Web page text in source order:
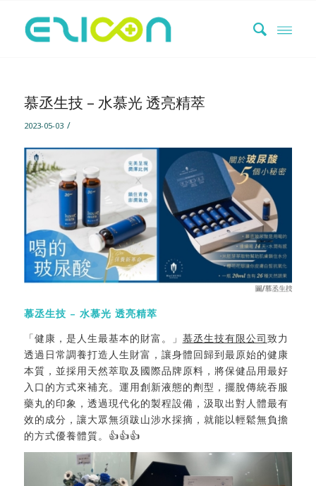
慕丞生技 – 水慕光 透亮精萃
2023-05-03 /
慕丞生技 – 水慕光 透亮精萃
「健康，是人生最基本的財富。」 慕丞生技有限公司致力
透過日常調養打造人生財富，讓身體回歸到最原始的健康
本質，並採用天然萃取及國際品牌原料，將保健品用最好
入口的方式來補充。運用創新液態的劑型，擺脫傳統吞服
藥丸的印象，透過現代化的製程設備，汲取出對人體最有
效的成分，讓大眾無須跋山涉水採摘，就能以輕鬆無負擔
的方式優養體質。👍👍👍